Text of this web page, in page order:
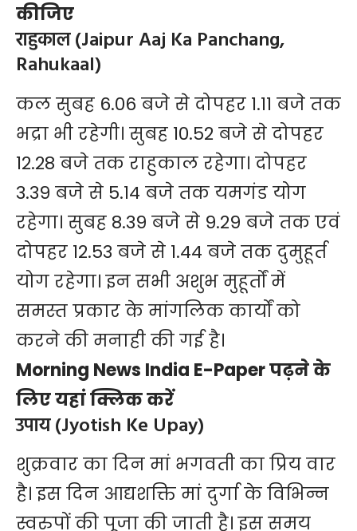
कीजिए
राहुकाल (Jaipur Aaj Ka Panchang,
Rahukaal)
कल सुबह 6.06 बजे से दोपहर 1.11 बजे तक
भद्रा भी रहेगी। सुबह 10.52 बजे से दोपहर
12.28 बजे तक राहुकाल रहेगा। दोपहर
3.39 बजे से 5.14 बजे तक यमगंड योग
रहेगा। सुबह 8.39 बजे से 9.29 बजे तक एवं
दोपहर 12.53 बजे से 1.44 बजे तक दुमुहूर्त
योग रहेगा। इन सभी अशुभ मुहूर्तों में
समस्त प्रकार के मांगलिक कार्यों को
करने की मनाही की गई है।
Morning News India E-Paper पढ़ने के
लिए यहां क्लिक करें
उपाय (Jyotish Ke Upay)
शुक्रवार का दिन मां भगवती का प्रिय वार
है। इस दिन आद्यशक्ति मां दुर्गा के विभिन्न
स्वरुपों की पूजा की जाती है। इस समय